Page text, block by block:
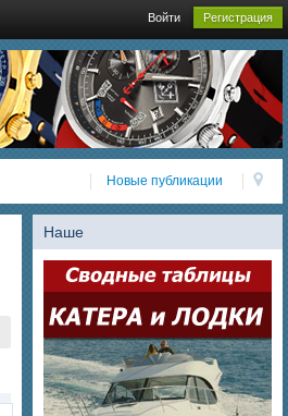
Войти Регистрация
Новые публикации
Наше